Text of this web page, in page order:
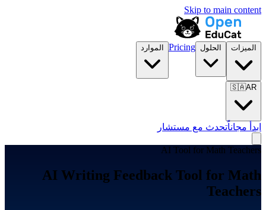
Skip to main content
الميزات الحلول Pricing الموارد
🇸🇦AR
ابدأ مجاناًتحدث مع مستشار
AI Tool for Math Teachers
AI Writing Feedback Tool for Math
Teachers